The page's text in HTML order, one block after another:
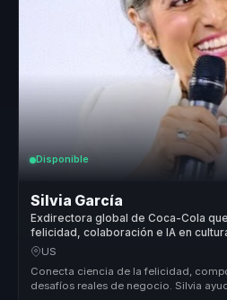
Disponible
Silvia García
Exdirectora global de Coca-Cola
felicidad, colaboración e IA en
para líderes y equipos.
US
Conecta ciencia de la felicidad,
desafíos reales de negocio. Silvia